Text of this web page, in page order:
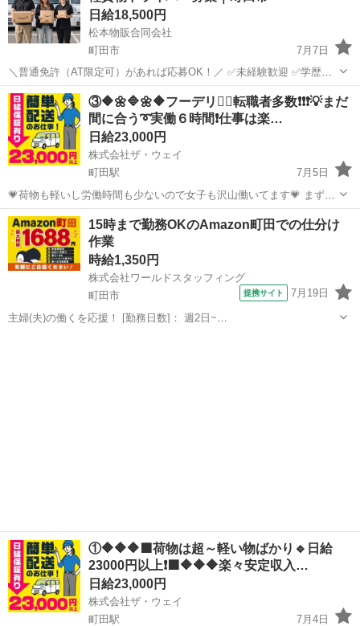
日給18,500円
松本物販合同会社
町田市
7月7日
＼普通免許（AT限定可）があれば応募OK！／ ✅未経験歓迎 ✅学歴・
職歴不問 ✅日給１万8500円固定保証 ✅週2日から勤務OK ✅置き配メイ
ン ✅20代～50代活躍中 ━━━━━━━━━━━━━━━ ...
東京 町田市 配送 スタッフ
③🔶🌼🔷🌼🔶フーデリ👉🏻転職者多数❗❗❗💡まだ
間に合う➰実働６時間❗️仕事は楽…
日給23,000円
株式会社ザ・ウェイ
町田駅
7月5日
💗荷物も軽いし労働時間も少ないので女子も沢山働いてます💗 まずは
拠店に営業車で直行直帰❗️ 実働６時間の仕事ってこんな感じですよ😄
午前中に３時間配送・・・ ゆっくりお昼休み・・・ 午後から２時くら
いか...
東京 町田市 町田駅 配送
15時まで勤務OKのAmazon町田での仕分け
作業
時給1,350円
株式会社ワールドスタッフィング
町田市
提携サイト 7月19日
主婦(夫)の働くを応援！ [勤務日数]： 週2日~
①🔶🔶🔶🟩荷物は超～軽い物ばかり🔹日給
23000円以上❗️🟩🔶🔶🔶楽々安定収入…
日給23,000円
株式会社ザ・ウェイ
町田駅
7月4日